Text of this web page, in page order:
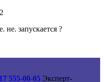
не. запускается ?
555-00-05 Эксперт-